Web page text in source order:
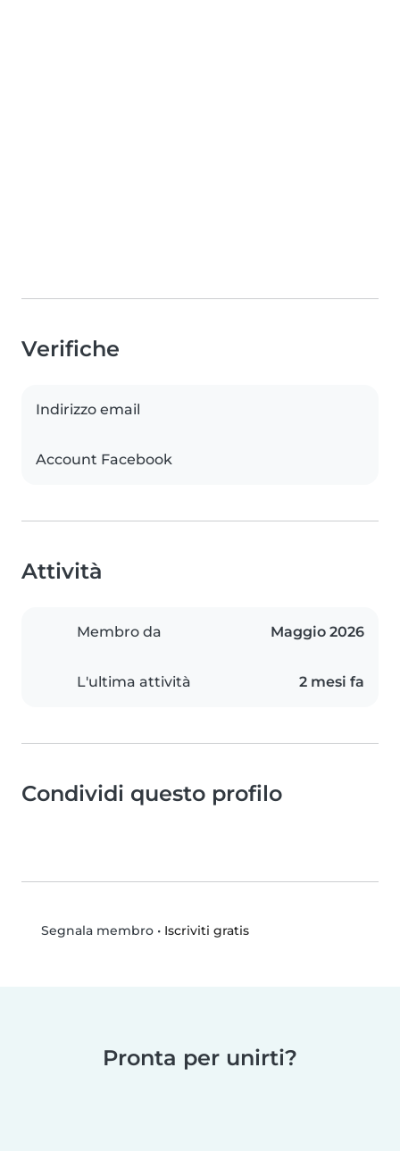
Verifiche
Indirizzo email
Account Facebook
Attività
Membro da Maggio 2026
L'ultima attività 2 mesi fa
Condividi questo profilo
Segnala membro• Iscriviti gratis
Pronta per unirti?